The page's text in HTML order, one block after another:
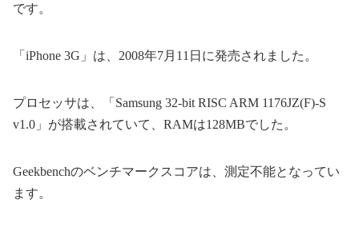
です。
「iPhone 3G」は、2008年7月11日に発売されました。
プロセッサは、「Samsung 32-bit RISC ARM 1176JZ(F)-S
v1.0」が搭載されていて、RAMは128MBでした。
Geekbenchのベンチマークスコアは、測定不能となってい
ます。